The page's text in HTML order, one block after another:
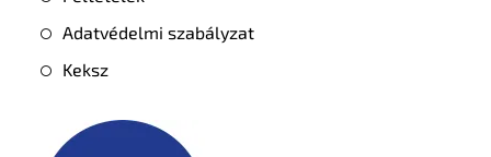
Adatvédelmi szabályzat
Keksz